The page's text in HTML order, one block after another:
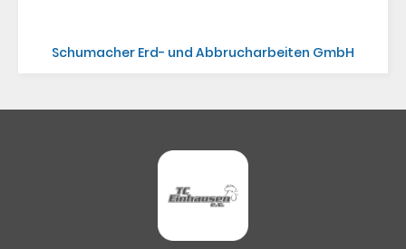
Schumacher Erd- und Abbrucharbeiten GmbH